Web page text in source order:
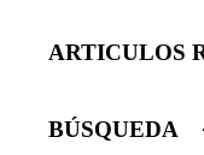
ARTICULOS
BÚSQUEDA